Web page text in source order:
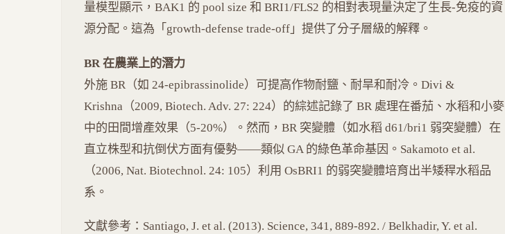
量模型顯示，BAK1 的 pool size 和 BRI1/FLS2 的相對表現量決定了生長-免疫的資
源分配。這為「growth-defense trade-off」提供了分子層級的解釋。
BR 在農業上的潛力
外施 BR（如 24-epibrassinolide）可提高作物耐鹽、耐旱和耐冷。Divi &
Krishna（2009, Biotech. Adv. 27: 224）的綜述記錄了 BR 處理在番茄、水稻和小麥
中的田間增產效果（5-20%）。然而，BR 突變體（如水稻 d61/bri1 弱突變體）在
直立株型和抗倒伏方面有優勢——類似 GA 的綠色革命基因。Sakamoto et al.
（2006, Nat. Biotechnol. 24: 105）利用 OsBRI1 的弱突變體培育出半矮稈水稻品
系。
文獻參考：Santiago, J. et al. (2013). Science, 341, 889-892. / Belkhadir, Y. et al.